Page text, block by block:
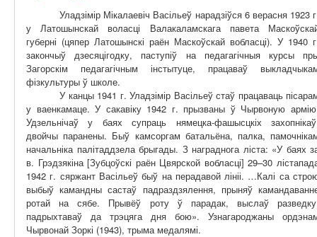
Уладзімір Мікалаевіч Васільеў нарадзіўся 6 верасня 1923
у Латошынскай воласці Валакаламскага павета
губерні (цяпер Латошынскі раён Маскоўскай вобласці). У 1940
закончыў дзесяцігодку, паступіў на педагагічныя курсы
Загорскім педагагічным інстытуце, працаваў
фізкультуры ў школе.
У канцы 1941 г. Уладзімір Васільеў стаў працаваць
у ваенкамаце. У сакавіку 1942 г. прызваны ў Чырвоную
Удзельнічаў у баях супраць нямецка-фашысцкіх
двойчы паранены. Быў камсоргам батальёна, палка,
начальніка палітаддзела брыгады. З награднога ліста: «У баях
в. Грэдзякіна [Зубцоўскі раён Цвярской вобласці] 29–30
1942 г. сяржант Васільеў быў на перадавой лініі. …Калі са
выбыў камандны састаў падраздзялення, прыняў
ротай на сябе. Прывёў роту ў парадак, выслаў
падрыхтаваў да трэцяга дня бою». Узнагароджаны
Чырвонай Зоркі (1943), трыма медалямі.